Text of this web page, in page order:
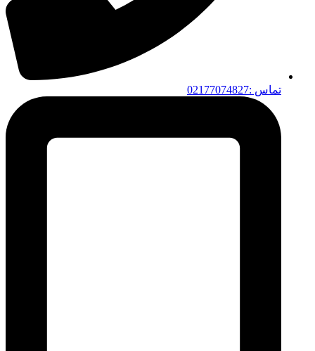
تماس :02177074827